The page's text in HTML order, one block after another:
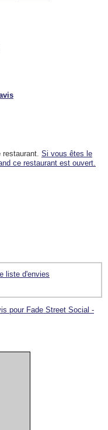
Si vous êtes le
ce restaurant est ouvert.
liste d'envies
pour Fade Street Social -